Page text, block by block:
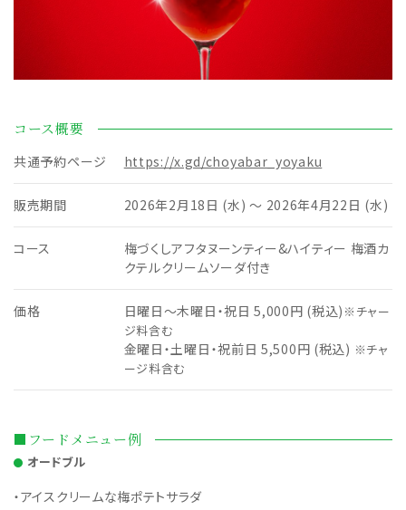
コース概要
共通予約ページ https://x.gd/choyabar_yoyaku
販売期間 2026年2月18日 (水) ～ 2026年4月22日 (水)
コース
梅づくしアフタヌーンティー&ハイティー 梅酒カ
クテルクリームソーダ付き
価格 日曜日～木曜日・祝日 5,000円 (税込) ※チャー
ジ料含む
金曜日・土曜日・祝前日 5,500円 (税込) ※チャ
ージ料含む
■フードメニュー例
オードブル
・アイスクリームな梅ポテトサラダ